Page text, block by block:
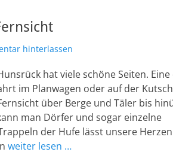
hinterlassen
hat viele schöne Seiten. Eine
im Planwagen oder auf der
über Berge und Täler bis
man Dörfer und sogar einzelne
der Hufe lässt unsere Herzen
weiter lesen …